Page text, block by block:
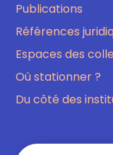
Publications
Références
Espaces des
Où stationner ?
Du côté des